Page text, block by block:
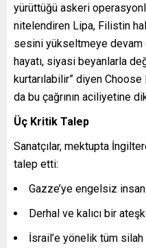
yürüttüğü askeri
nitelendiren Lipa, Filistin
sesini yükseltmeye devam
hayatı, siyasi beyanlarla
kurtarılabilir” diyen
da bu çağrının aciliyetine
Üç Kritik Talep
Sanatçılar, mektupta
talep etti:
Gazze’ye engelsiz
Derhal ve kalıcı bir
İsrail’e yönelik tüm